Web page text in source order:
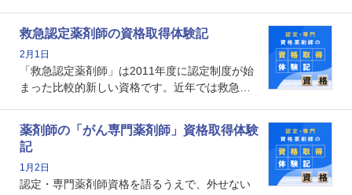
や、特有の疾患、心理状況を理解し、専門性を
深めることで、子どもとその保護者に寄り添え
る存在です。今回はそんな小児薬物療法認定薬
剤師の取得体験記をご紹介します。
救急認定薬剤師の資格取得体験記
2月1日
「救急認定薬剤師」は2011年度に認定制度が始
まった比較的新しい資格です。近年では救急病
増えているのではないでしょうか。今回はそん
な救急認定薬剤師の取得体験記をご紹介しま
す。
薬剤師の「がん専門薬剤師」資格取得体験
記
1月2日
認定・専門薬剤師資格を語るうえで、外せない